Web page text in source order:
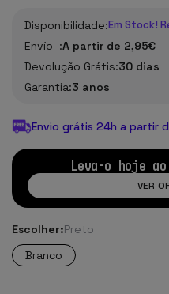
Disponibilidade:Em Stock!
Envío :A partir de 2,95€
Devolução Grátis:30 dias
Garantia:3 anos
Envio grátis 24h a partir
Leva-o hoje
VER
Escolher:Preto
Branco